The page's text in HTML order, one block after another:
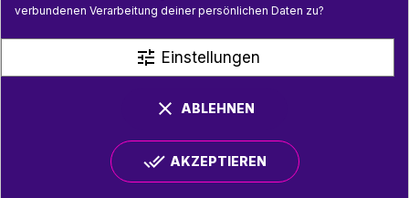
© SIXTY8 2026
verbundenen Verarbeitung deiner persönlichen Daten zu?
tune Einstellungen
clear ABLEHNEN
done_all AKZEPTIEREN